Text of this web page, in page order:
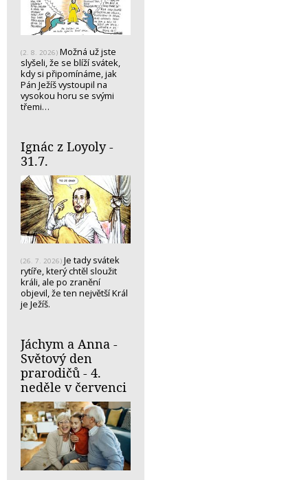
(2. 8. 2026) Možná už jste
slyšeli, že se blíží svátek,
kdy si připomínáme, jak
Pán Ježíš vystoupil na
vysokou horu se svými
třemi…
Ignác z Loyoly -
31.7.
(26. 7. 2026) Je tady svátek
rytíře, který chtěl sloužit
králi, ale po zranění
objevil, že ten největší Král
je Ježíš.
Jáchym a Anna -
Světový den
prarodičů - 4.
neděle v červenci